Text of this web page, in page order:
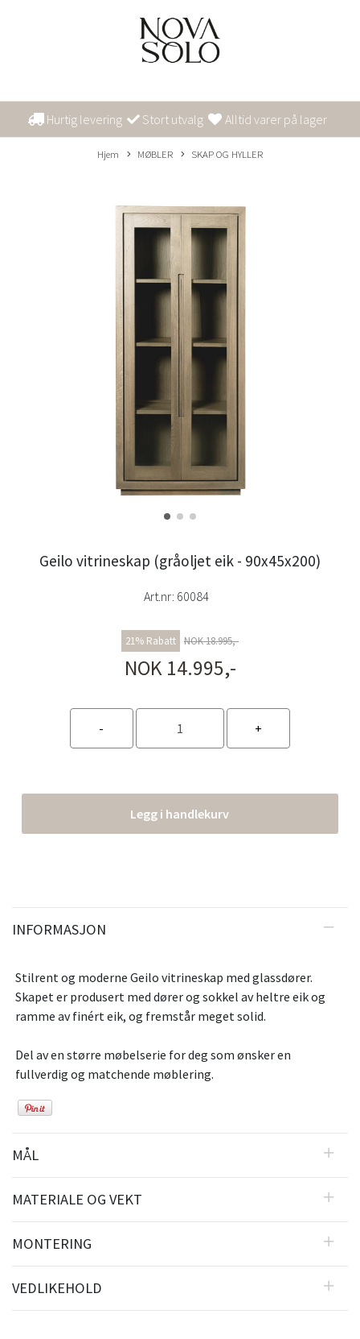
Hurtig levering Stort utvalg Alltid varer på lager
Hjem MØBLER SKAP OG HYLLER
Geilo vitrineskap (gråoljet eik - 90x45x200)
Art.nr: 60084
21% Rabatt NOK 18.995,-
NOK 14.995,-
Legg i handlekurv
INFORMASJON
Stilrent og moderne Geilo vitrineskap med glassdører.
Skapet er produsert med dører og sokkel av heltre eik og
ramme av finért eik, og fremstår meget solid.
Del av en større møbelserie for deg som ønsker en
fullverdig og matchende møblering.
MÅL
MATERIALE OG VEKT
MONTERING
VEDLIKEHOLD